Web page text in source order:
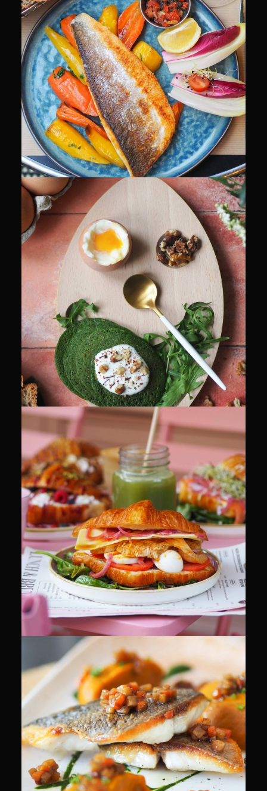
CULINAIRE
CULINAIRE
CULINAIRE
CULINAIRE